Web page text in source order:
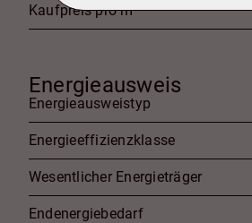
Kaufpreis pro m²
Energieausweis
Energieausweistyp
Energieeffizienzklasse
Wesentlicher Energieträger
Endenergiebedarf